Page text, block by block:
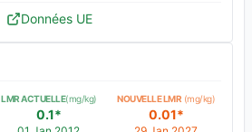
Données UE
LMR ACTUELLE(mg/kg)
0.1*
NOUVELLE LMR (mg/kg)
0.01*